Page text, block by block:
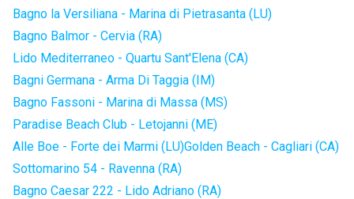
Bagno la Versiliana - Marina di Pietrasanta (LU)
Bagno Balmor - Cervia (RA)
Lido Mediterraneo - Quartu Sant'Elena (CA)
Bagni Germana - Arma Di Taggia (IM)
Bagno Fassoni - Marina di Massa (MS)
Paradise Beach Club - Letojanni (ME)
Alle Boe - Forte dei Marmi (LU)Golden Beach - Cagliari (CA)
Sottomarino 54 - Ravenna (RA)
Bagno Caesar 222 - Lido Adriano (RA)